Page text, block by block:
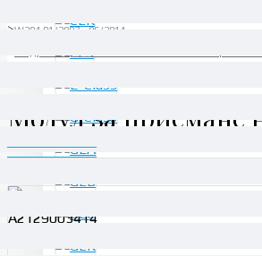
W204 01/2007 - 06/2014
Модул за приемане